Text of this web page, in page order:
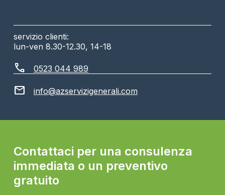
servizio clienti:
lun-ven 8.30-12.30, 14-18
call 0523 044 989
mail info@azservizigenerali.com
Contattaci per una consulenza
immediata o un preventivo
gratuito